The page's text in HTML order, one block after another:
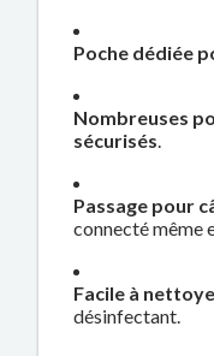
Poche dédiée
Nombreuses
sécurisés.
Passage pour
connecté même
Facile à
désinfectant.